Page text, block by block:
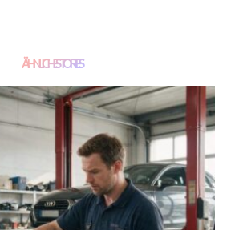
ÄHNLICHE STORIES